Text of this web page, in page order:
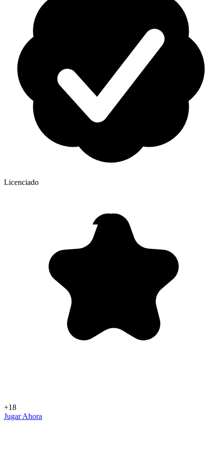
Licenciado
+18
Jugar Ahora